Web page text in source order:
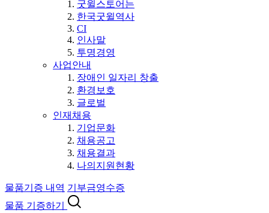
굿윌스토어는
한국굿윌역사
CI
인사말
투명경영
사업안내
장애인 일자리 창출
환경보호
글로벌
인재채용
기업문화
채용공고
채용결과
나의지원현황
물품기증 내역 기부금영수증
물품 기증하기